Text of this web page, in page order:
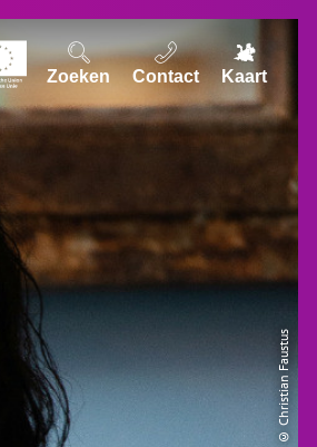
Zoeken Contact Kaart
© Christian Faustus